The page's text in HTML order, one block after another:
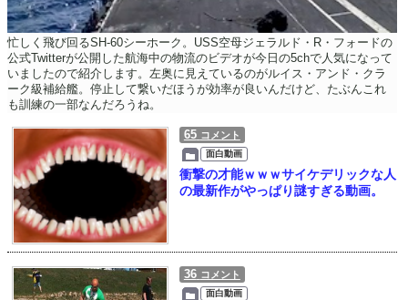
忙しく飛び回るSH-60シーホーク。USS空母ジェラルド・R・フォードの
公式Twitterが公開した航海中の物流のビデオが今日の5chで人気になって
いましたので紹介します。左奥に見えているのがルイス・アンド・クラ
ーク級補給艦。停止して繋いだほうが効率が良いんだけど、たぶんこれ
も訓練の一部なんだろうね。
65 コメント
面白動画
衝撃の才能ｗｗｗサイケデリックな人
の最新作がやっぱり謎すぎる動画。
36 コメント
面白動画